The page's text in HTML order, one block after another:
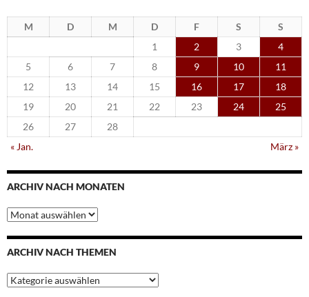
M D M D F S
S
1
2 3
4
5
6 7 8 9 10
11
12
13 14 15 16 17
18
19
20 21 22 23 24
25
26
27
28
« Jan.
März »
ARCHIV NACH MONATEN
Archiv
nach
Monaten
ARCHIV NACH THEMEN
Archiv
nach